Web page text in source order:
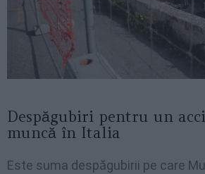
Despăgubiri pentru un
muncă în Italia
Este suma despăgubirii pe care